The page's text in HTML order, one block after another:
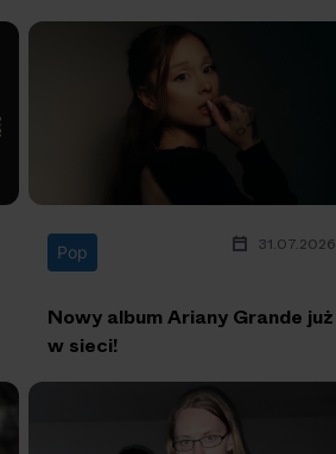
Pop 31.07.2026
Nowy album Ariany Grande już
w sieci!